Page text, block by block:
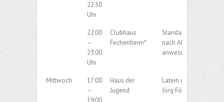
22:50
Uhr
22:00
–
23:00
Uhr
Clubhaus
Fechenheim*
Standard/Latein/
nach Absprache der
anwesenden Paare.
Mittwoch
17:00
–
Haus der
Jugend
Latein und
Jörg Förster